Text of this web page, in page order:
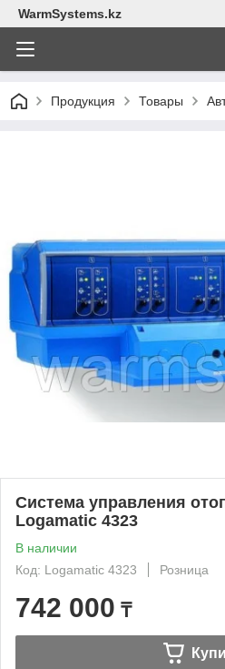
WarmSystems.kz
Продукция Товары
Система управления
Logamatic 4323
В наличии
Код: Logamatic 4323
Розница
742 000 ₸